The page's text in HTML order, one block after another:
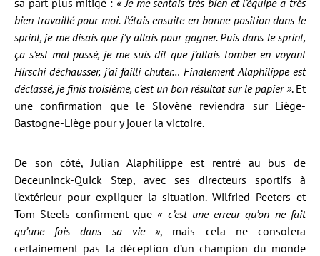
sa part plus mitigé : « Je me sentais très bien et l’équipe a très
bien travaillé pour moi. J’étais ensuite en bonne position dans le
sprint, je me disais que j’y allais pour gagner. Puis dans le sprint,
ça s’est mal passé, je me suis dit que j’allais tomber en voyant
Hirschi déchausser, j’ai failli chuter… Finalement Alaphilippe est
déclassé, je finis troisième, c’est un bon résultat sur le papier ». Et
une confirmation que le Slovène reviendra sur Liège-
Bastogne-Liège pour y jouer la victoire.
De son côté, Julian Alaphilippe est rentré au bus de
Deceuninck-Quick Step, avec ses directeurs sportifs à
l’extérieur pour expliquer la situation. Wilfried Peeters et
Tom Steels confirment que« c’est une erreur qu’on ne fait
qu’une fois dans sa vie », mais cela ne consolera
certainement pas la déception d’un champion du monde